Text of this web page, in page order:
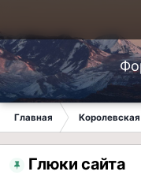
Главная
Глюки сайта